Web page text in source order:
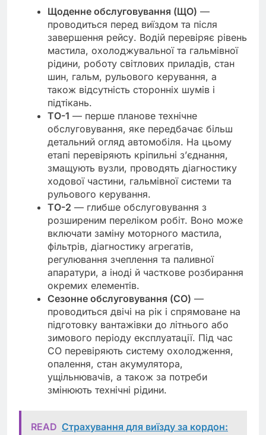
Щоденне обслуговування (ЩО) —
проводиться перед виїздом та після
завершення рейсу. Водій перевіряє рівень
мастила, охолоджувальної та гальмівної
рідини, роботу світлових приладів, стан
шин, гальм, рульового керування, а
також відсутність сторонніх шумів і
підтікань.
ТО-1 — перше планове технічне
обслуговування, яке передбачає більш
детальний огляд автомобіля. На цьому
етапі перевіряють кріпильні з’єднання,
змащують вузли, проводять діагностику
ходової частини, гальмівної системи та
рульового керування.
ТО-2 — глибше обслуговування з
розширеним переліком робіт. Воно може
включати заміну моторного мастила,
фільтрів, діагностику агрегатів,
регулювання зчеплення та паливної
апаратури, а іноді й часткове розбирання
окремих елементів.
Сезонне обслуговування (СО) —
проводиться двічі на рік і спрямоване на
підготовку вантажівки до літнього або
зимового періоду експлуатації. Під час
СО перевіряють систему охолодження,
опалення, стан акумулятора,
ущільнювачів, а також за потреби
змінюють технічні рідини.
READ Страхування для виїзду за кордон: